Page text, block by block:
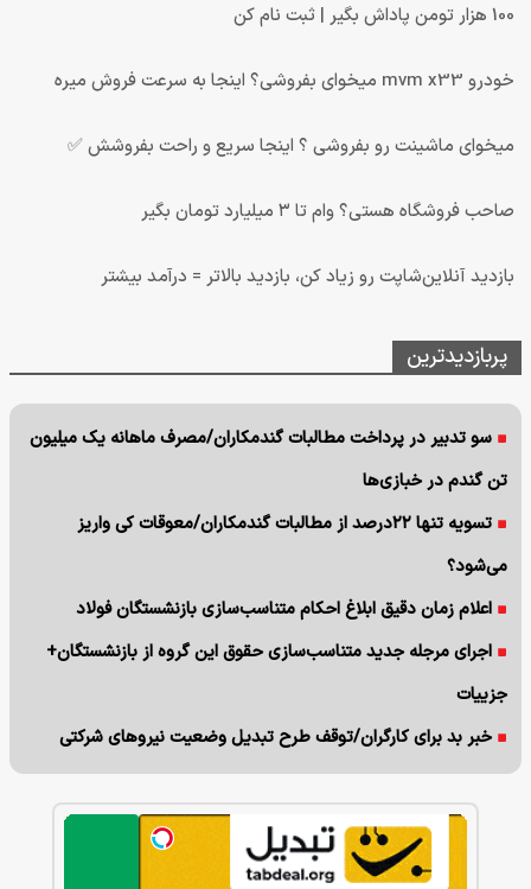
100 هزار تومن پاداش بگیر | ثبت نام کن
خودرو mvm x33 میخوای بفروشی؟ اینجا به سرعت فروش میره
میخوای ماشینت رو بفروشی ؟ اینجا سریع و راحت بفروشش ✅
صاحب فروشگاه هستی؟ وام تا ۳ میلیارد تومان بگیر
بازدید آنلاین‌شاپت رو زیاد کن، بازدید بالاتر = درآمد بیشتر
پربازدیدترین
سو تدبیر در پرداخت مطالبات گندمکاران/مصرف ماهانه یک میلیون
تن گندم در خبازی‌ها
تسویه تنها ۲۲درصد از مطالبات گندمکاران/معوقات کی واریز
می‌شود؟
اعلام زمان دقیق ابلاغ احکام متناسب‌سازی بازنشستگان فولاد
اجرای مرجله جدید متناسب‌سازی حقوق این گروه از بازنشستگان+
جزییات
خبر بد برای کارگران/توقف طرح تبدیل وضعیت نیروهای شرکتی